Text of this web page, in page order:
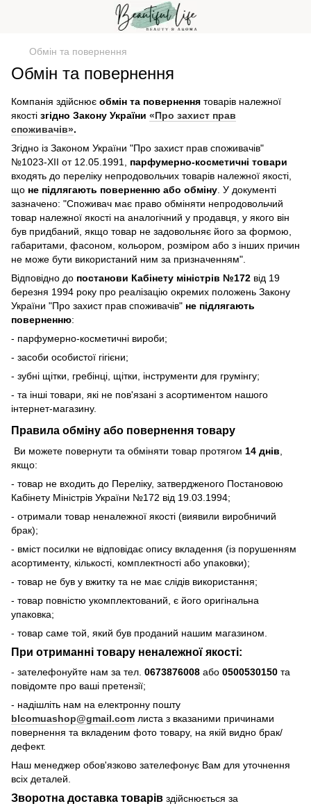
Обмін та повернення
Обмін та повернення
Компанія здійснює обмін та повернення товарів належної
якості згідно Закону України «Про захист прав
споживачів».
Згiдно iз Законом України "Про захист прав споживачів"
№1023-XII от 12.05.1991, парфумерно-косметичні товари
входять до переліку непродовольчих товарів належної якості,
що не підлягають поверненню або обміну . У документі
зазначено: "Споживач має право обміняти непродовольчий
товар належної якості на аналогічний у продавця, у якого він
був придбаний, якщо товар не задовольняє його за формою,
габаритами, фасоном, кольором, розміром або з інших причин
не може бути використаний ним за призначенням".
Відповідно до постанови Кабінету міністрів №172 від 19
березня 1994 року про реалізацію окремих положень Закону
України "Про захист прав споживачів" не підлягають
поверненню:
- парфумерно-косметичні вироби;
- засоби особистої гігієни;
- зубні щітки, гребінці, щітки, інструменти для грумінгу;
- та інші товари, які не пов'язані з асортиментом нашого
інтернет-магазину.
Правила обміну або повернення товару
Ви можете повернути та обміняти товар протягом 14 днів
якщо:
- товар не входить до Переліку, затвердженого Постановою
Кабінету Міністрів України №172 від 19.03.1994;
- отримали товар неналежної якості (виявили виробничий
брак);
- вміст посилки не відповідає опису вкладення (із порушенням
асортименту, кількості, комплектності або упаковки);
- товар не був у вжитку та не має слідів використання;
- товар повністю укомплектований, є його оригінальна
упаковка;
- товар саме той, який був проданий нашим магазином.
При отриманні товару неналежної якості:
- зателефонуйте нам за тел. 0673876008 або 0500530150 та
повідомте про ваші претензії;
- надішліть нам на електронну пошту
blcomuashop@gmail.com листа з вказаними причинами
повернення та вкладеним фото товару, на якій видно брак/
дефект.
Наш менеджер обов'язково зателефонує Вам для уточнення
всіх деталей.
Зворотна доставка товарів здійснюється за